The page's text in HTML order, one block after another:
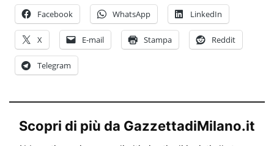
Facebook WhatsApp LinkedIn
X E-mail Stampa Reddit
Telegram
Scopri di più da GazzettadiMilano.it